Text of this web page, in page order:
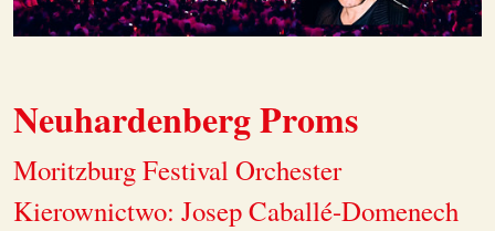
Neuhardenberg Proms
Moritzburg Festival Orchester
Kierownictwo: Josep Caballé-Domenech